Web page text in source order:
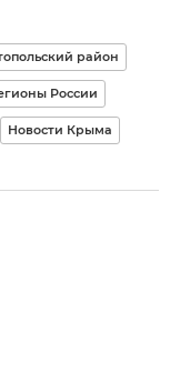
район
России
Новости Крыма